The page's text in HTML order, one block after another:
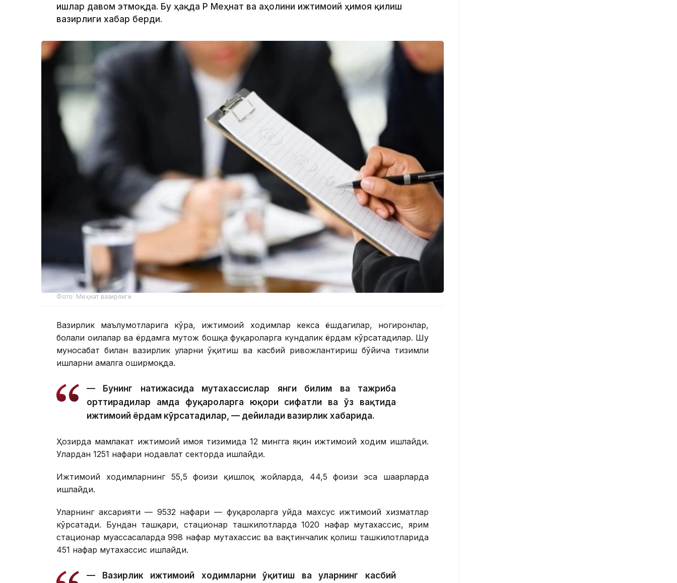
ишлар давом этмоқда. Бу ҳақда ҚР Меҳнат ва аҳолини ижтимоий ҳимоя қилиш
вазирлиги хабар берди.
Фото: Меҳнат вазирлиги
Вазирлик маълумотларига кўра, ижтимоий ходимлар кекса ёшдагилар, ногиронлар,
болали оилалар ва ёрдамга муҳтож бошқа фуқароларга кундалик ёрдам кўрсатадилар. Шу
муносабат билан вазирлик уларни ўқитиш ва касбий ривожлантириш бўйича тизимли
ишларни амалга оширмоқда.
— Бунинг натижасида мутахассислар янги билим ва тажриба
орттирадилар ҳамда фуқароларга юқори сифатли ва ўз вақтида
ижтимоий ёрдам кўрсатадилар, — дейилади вазирлик хабарида.
Ҳозирда мамлакат ижтимоий ҳимоя тизимида 12 мингга яқин ижтимоий ходим ишлайди.
Улардан 1251 нафари нодавлат секторда ишлайди.
Ижтимоий ходимларнинг 55,5 фоизи қишлоқ жойларда, 44,5 фоизи эса шаҳарларда
ишлайди.
Уларнинг аксарияти — 9532 нафари — фуқароларга уйда махсус ижтимоий хизматлар
кўрсатади. Бундан ташқари, стационар ташкилотларда 1020 нафар мутахассис, ярим
стационар муассасаларда 998 нафар мутахассис ва вақтинчалик қолиш ташкилотларида
451 нафар мутахассис ишлайди.
— Вазирлик ижтимоий ходимларни ўқитиш ва уларнинг касбий